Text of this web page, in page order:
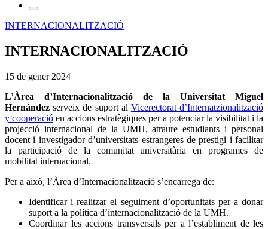
INTERNACIONALITZACIÓ
INTERNACIONALITZACIÓ
15 de gener 2024
L’Àrea d’Internacionalització de la Universitat Miguel
Hernández serveix de suport al Vicerectorat d’Internatzionalització
y cooperació en accions estratègiques per a potenciar la visibilitat i la
projecció internacional de la UMH, atraure estudiants i personal
docent i investigador d’universitats estrangeres de prestigi i facilitar
la participació de la comunitat universitària en programes de
mobilitat internacional.
Per a això, l’Àrea d’Internacionalització s’encarrega de:
Identificar i realitzar el seguiment d’oportunitats per a donar
suport a la política d’internacionalització de la UMH.
Coordinar les accions transversals per a l’establiment de les